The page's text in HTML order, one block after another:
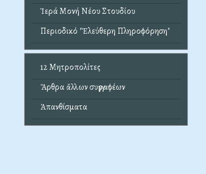
Ἱερά Μονή Νέου Στουδίου
Περιοδικό "Ἐλεύθερη Πληροφόρηση"
12 Μητροπολίτες
Ἄρθρα ἄλλων συγγραφέων
Ἀπανθίσματα